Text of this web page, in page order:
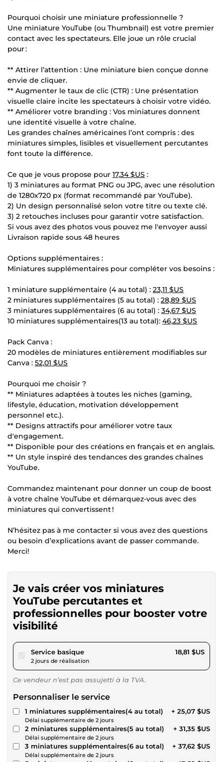
Pourquoi choisir une miniature professionnelle ?
Une miniature YouTube (ou Thumbnail) est votre premier
contact avec les spectateurs. Elle joue un rôle crucial
pour :
** Attirer l’attention : Une miniature bien conçue donne
envie de cliquer.
** Augmenter le taux de clic (CTR) : Une présentation
visuelle claire incite les spectateurs à choisir votre vidéo.
** Améliorer votre branding : Vos miniatures donnent
une identité visuelle à votre chaîne.
Les grandes chaînes américaines l’ont compris : des
miniatures simples, lisibles et visuellement percutantes
font toute la différence.
Ce que je vous propose pour 17,34 $US :
1) 3 miniatures au format PNG ou JPG, avec une résolution
de 1280x720 px (format recommandé par YouTube).
2) Un design personnalisé selon votre titre ou texte clé.
3) 2 retouches incluses pour garantir votre satisfaction.
Si vous avez des photos vous pouvez me l'envoyer aussi
Livraison rapide sous 48 heures
Options supplémentaires :
Miniatures supplémentaires pour compléter vos besoins :
1 miniature supplémentaire (4 au total) : 23,11 $US
2 miniatures supplémentaires (5 au total) : 28,89 $US
3 miniatures supplémentaires (6 au total) : 34,67 $US
10 miniatures supplémentaires(13 au total): 46,23 $US
Pack Canva :
20 modèles de miniatures entièrement modifiables sur
Canva : 52,01 $US
Pourquoi me choisir ?
** Miniatures adaptées à toutes les niches (gaming,
lifestyle, éducation, motivation développement
personnel etc.).
** Designs attractifs pour améliorer votre taux
d'engagement.
** Disponible pour des créations en français et en anglais.
** Un style inspiré des tendances des grandes chaînes
YouTube.
Commandez maintenant pour donner un coup de boost
à votre chaîne YouTube et démarquez-vous avec des
miniatures qui convertissent !
N’hésitez pas à me contacter si vous avez des questions
ou besoin d’explications avant de passer commande.
Merci!
Je vais créer vos miniatures
YouTube percutantes et
professionnelles pour booster votre
visibilité
Service basiquepour 17,34 $US
2 jours de réalisation
18,81 $US
Ce vendeur n’est pas assujetti à la TVA.
Personnaliser le service
1 miniatures supplémentaires(4 au total)
Délai supplémentaire de 2 jours
+ 25,07 $US
2 miniatures supplémentaires(5 au total)
Délai supplémentaire de 2 jours
+ 31,35 $US
3 miniatures supplémentaires(6 au total)
Délai supplémentaire de 2 jours
+ 37,62 $US